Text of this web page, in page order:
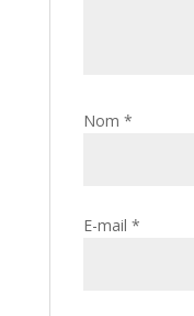
Nom *
E-mail *